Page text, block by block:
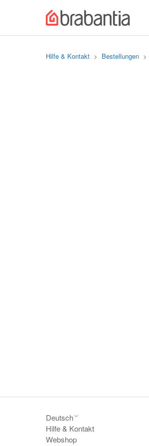
Hilfe & Kontakt Bestellungen
Deutsch
Hilfe & Kontakt
Webshop